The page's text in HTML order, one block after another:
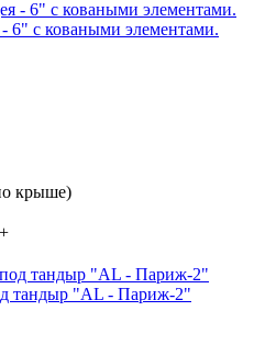
6" с коваными элементами.
крыше)
+
тандыр "AL - Париж-2"